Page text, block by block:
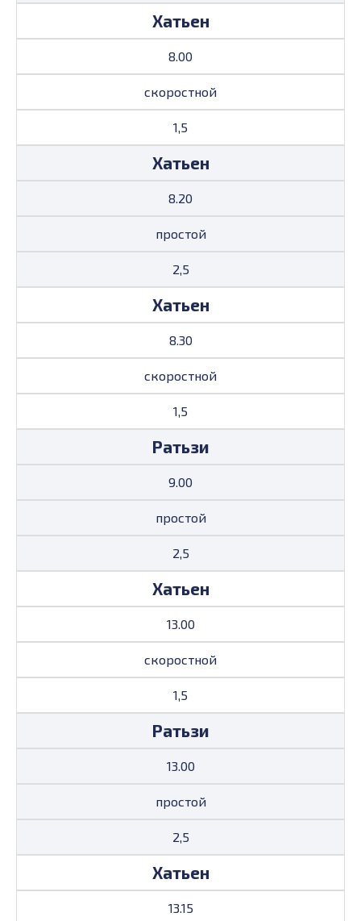
Хатьен
8.00
скоростной
1,5
Хатьен
8.20
простой
2,5
Хатьен
8.30
скоростной
1,5
Ратьзи
9.00
простой
2,5
Хатьен
13.00
скоростной
1,5
Ратьзи
13.00
простой
2,5
Хатьен
13.15